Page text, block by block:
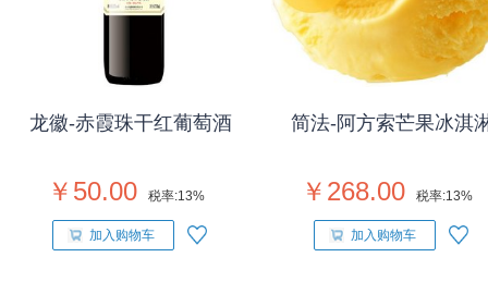
龙徽-赤霞珠干红葡萄酒
￥50.00 税率:13%
加入购物车
简法-阿方索芒果冰淇
￥268.00 税率:13%
加入购物车